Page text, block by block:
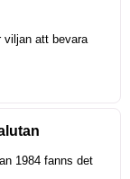
viljan att bevara
1984 fanns det